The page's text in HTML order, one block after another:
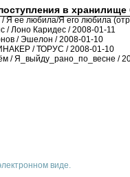
в хранилище
/ Я ее любила/Я его любила
/ Лоно Каридес / 2008-01-11
/ Эшелон / 2008-01-10
/ ТОРУС / 2008-01-10
/ Я_выйду_рано_по_весне /
виде.